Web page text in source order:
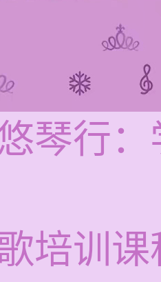
琴行
培训